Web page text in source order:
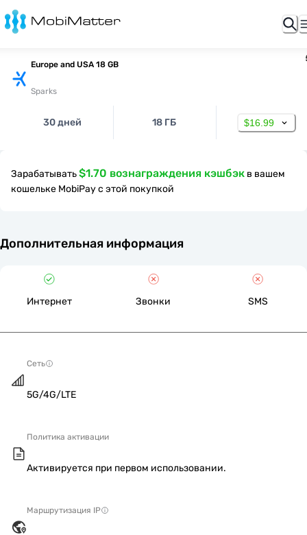
Europe and USA 18 GB
Sparks
30 дней 18 ГБ $16.99
Зарабатывать$1.70 вознаграждения кэшбэк в вашем
кошельке MobiPay с этой покупкой
Дополнительная информация
Интернет Звонки SMS
Сеть
5G/4G/LTE
Политика активации
Активируется при первом использовании.
Маршрутизация IP